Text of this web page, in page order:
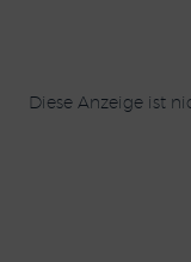
Diese Anzeige ist